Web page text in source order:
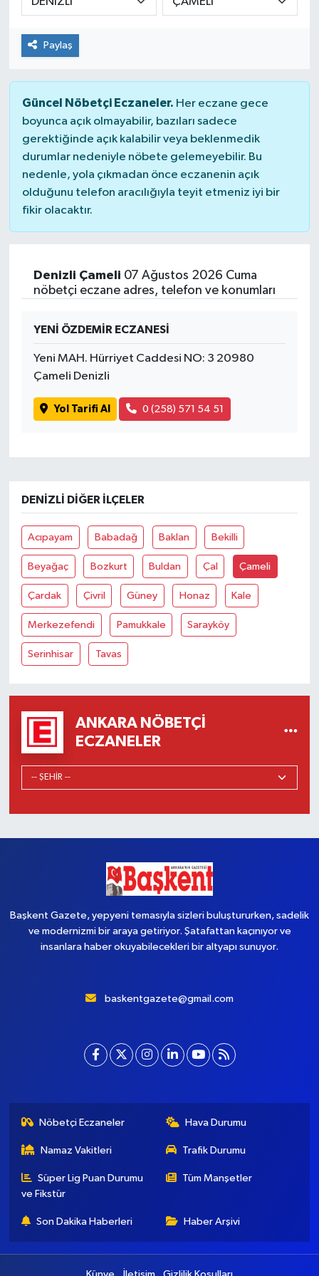
Paylaş
Güncel Nöbetçi Eczaneler. Her eczane gece
boyunca açık olmayabilir, bazıları sadece
gerektiğinde açık kalabilir veya beklenmedik
durumlar nedeniyle nöbete gelemeyebilir. Bu
nedenle, yola çıkmadan önce eczanenin açık
olduğunu telefon aracılığıyla teyit etmeniz iyi bir
fikir olacaktır.
Denizli Çameli 07 Ağustos 2026 Cuma
nöbetçi eczane adres, telefon ve konumları
YENİ ÖZDEMİR ECZANESİ
Yeni MAH. Hürriyet Caddesi NO: 3 20980
Çameli Denizli
Yol Tarifi Al 0 (258) 571 54 51
DENIZLI DIĞER İLÇELER
Acıpayam Babadağ Baklan Bekilli
Beyağaç Bozkurt Buldan Çal Çameli
Çardak Çivril Güney Honaz Kale
Merkezefendi Pamukkale Sarayköy
Serinhisar Tavas
ANKARA NÖBETÇI
ECZANELER
Başkent Gazete, yepyeni temasıyla sizleri buluştururken, sadelik
ve modernizmi bir araya getiriyor. Şatafattan kaçınıyor ve
insanlara haber okuyabilecekleri bir altyapı sunuyor.
baskentgazete@gmail.com
Nöbetçi Eczaneler Hava Durumu
Namaz Vakitleri Trafik Durumu
Süper Lig Puan Durumu
ve Fikstür
Tüm Manşetler
Son Dakika Haberleri Haber Arşivi
Magazin
Özel Haber
Resmi İlan
Sağlık
Spor
Yaşam